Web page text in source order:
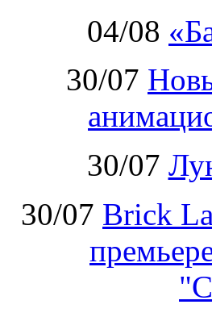
04/08
30/07
30/07
30/07 Brick